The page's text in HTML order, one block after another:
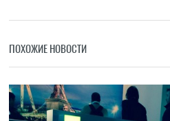
ПОХОЖИЕ НОВОСТИ